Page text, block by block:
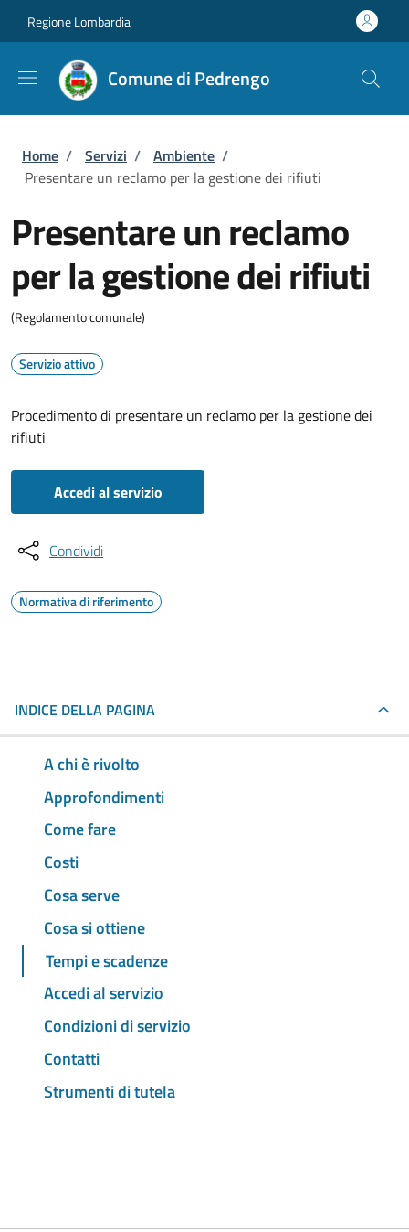
Regione Lombardia
Comune di Pedrengo
Briciole di pane
Home / Servizi / Ambiente /
Presentare un reclamo per la gestione dei rifiuti
Presentare un reclamo
per la gestione dei rifiuti
(Regolamento comunale)
Servizio attivo
Procedimento di presentare un reclamo per la gestione dei
rifiuti
Accedi al servizio
Condividi
Normativa di riferimento
INDICE DELLA PAGINA
A chi è rivolto
Approfondimenti
Come fare
Costi
Cosa serve
Cosa si ottiene
Tempi e scadenze
Accedi al servizio
Condizioni di servizio
Contatti
Strumenti di tutela